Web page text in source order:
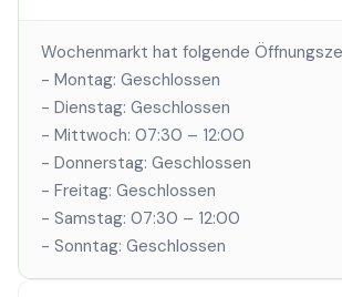
Wochenmarkt hat folgende
- Montag: Geschlossen
- Dienstag: Geschlossen
- Mittwoch: 07:30 – 12:00
- Donnerstag: Geschlossen
- Freitag: Geschlossen
- Samstag: 07:30 – 12:00
- Sonntag: Geschlossen